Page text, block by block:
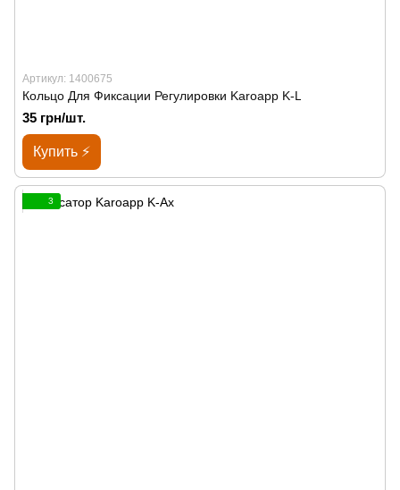
Артикул: 1400675
Кольцо Для Фиксации Регулировки Karoapp K-L
35 грн/шт.
Купить ⚡
3